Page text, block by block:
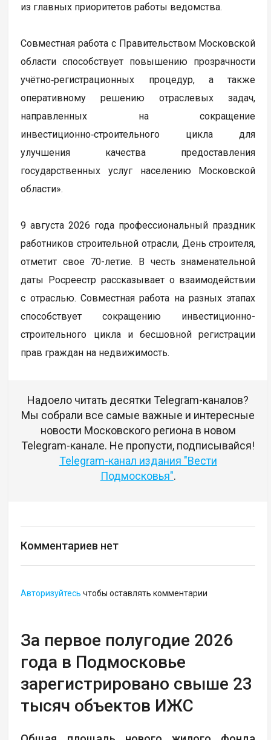
из главных приоритетов работы ведомства.
Совместная работа с Правительством Московской
области способствует повышению прозрачности
учётно‑регистрационных процедур, а также
оперативному решению отраслевых задач,
направленных на сокращение
инвестиционно‑строительного цикла для
улучшения качества предоставления
государственных услуг населению Московской
области».
9 августа 2026 года профессиональный праздник
работников строительной отрасли, День строителя,
отметит свое 70-летие. В честь знаменательной
даты Росреестр рассказывает о взаимодействии
с отраслью. Совместная работа на разных этапах
способствует сокращению инвестиционно-
строительного цикла и бесшовной регистрации
прав граждан на недвижимость.
Надоело читать десятки Telegram-каналов?
Мы собрали все самые важные и интересные
новости Московского региона в новом
Telegram-канале. Не пропусти, подписывайся!
Telegram-канал издания "Вести
Подмосковья".
Комментариев нет
Авторизуйтесь чтобы оставлять комментарии
За первое полугодие 2026
года в Подмосковье
зарегистрировано свыше 23
тысяч объектов ИЖС